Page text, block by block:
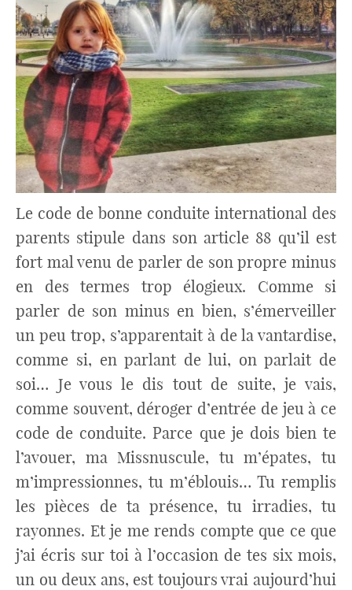
Le code de bonne conduite international des
parents stipule dans son article 88 qu’il est
fort mal venu de parler de son propre minus
en des termes trop élogieux. Comme si
parler de son minus en bien, s’émerveiller
un peu trop, s’apparentait à de la vantardise,
comme si, en parlant de lui, on parlait de
soi… Je vous le dis tout de suite, je vais,
comme souvent, déroger d’entrée de jeu à ce
code de conduite. Parce que je dois bien te
l’avouer, ma Missnuscule, tu m’épates, tu
m’impressionnes, tu m’éblouis… Tu remplis
les pièces de ta présence, tu irradies, tu
rayonnes. Et je me rends compte que ce que
j’ai écris sur toi à l’occasion de tes six mois,
un ou deux ans, est toujours vrai aujourd’hui